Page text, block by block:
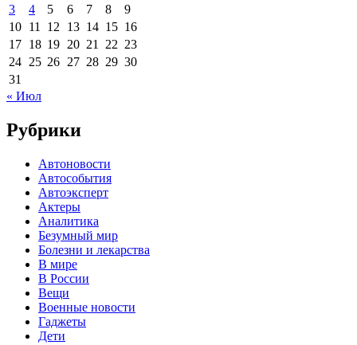
3
4 5 6 7 8
9
10 11 12 13 14 15 16
17 18 19 20 21 22 23
24 25 26 27 28 29 30
31
« Июл
Рубрики
Автоновости
Автособытия
Автоэксперт
Актеры
Аналитика
Безумный мир
Болезни и лекарства
В мире
В России
Вещи
Военные новости
Гаджеты
Дети